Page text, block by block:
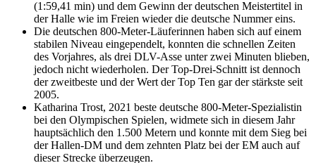
(1:59,41 min) und dem Gewinn der deutschen Meistertitel in
der Halle wie im Freien wieder die deutsche Nummer eins.
Die deutschen 800-Meter-Läuferinnen haben sich auf einem
stabilen Niveau eingependelt, konnten die schnellen Zeiten
des Vorjahres, als drei DLV-Asse unter zwei Minuten blieben,
jedoch nicht wiederholen. Der Top-Drei-Schnitt ist dennoch
der zweitbeste und der Wert der Top Ten gar der stärkste seit
2005.
Katharina Trost, 2021 beste deutsche 800-Meter-Spezialistin
bei den Olympischen Spielen, widmete sich in diesem Jahr
hauptsächlich den 1.500 Metern und konnte mit dem Sieg bei
der Hallen-DM und dem zehnten Platz bei der EM auch auf
dieser Strecke überzeugen.